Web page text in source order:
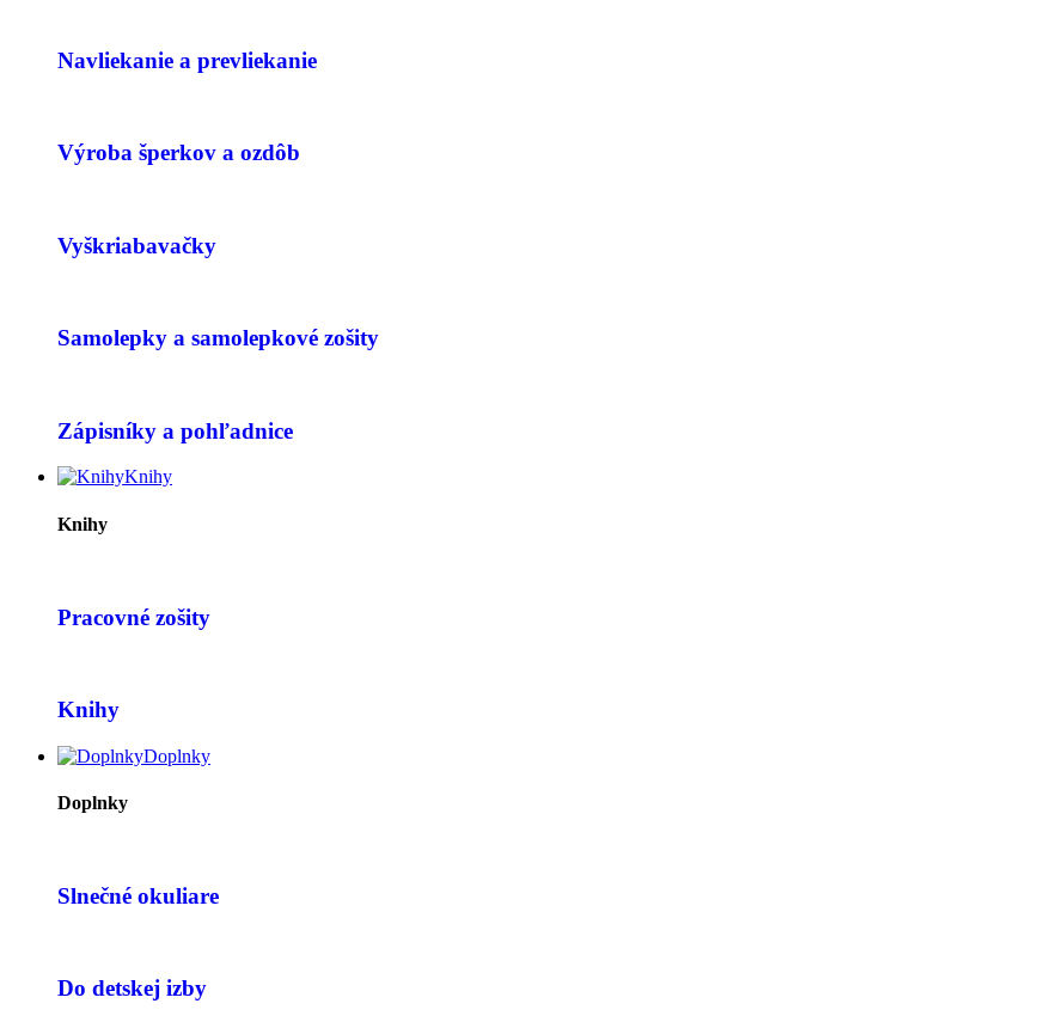
Navliekanie a prevliekanie
Výroba šperkov a ozdôb
Vyškriabavačky
Samolepky a samolepkové zošity
Zápisníky a pohľadnice
Knihy
Knihy
Pracovné zošity
Knihy
Doplnky
Doplnky
Slnečné okuliare
Do detskej izby